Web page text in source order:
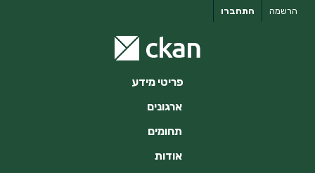
התחברו הרשמה
פריטי מידע
ארגונים
תחומים
אודות